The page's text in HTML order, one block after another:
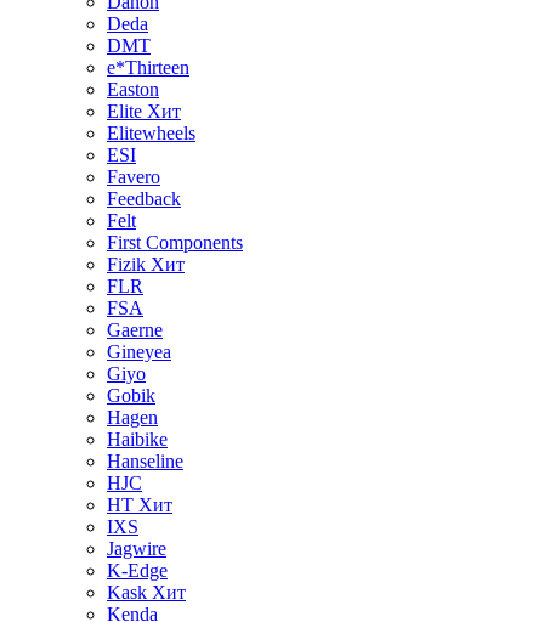
Deda
DMT
e*Thirteen
Easton
Elite Хит
Elitewheels
ESI
Favero
Feedback
Felt
First Components
Fizik Хит
FLR
FSA
Gaerne
Gineyea
Giyo
Gobik
Hagen
Haibike
Hanseline
HJC
HT Хит
IXS
Jagwire
K-Edge
Kask Хит
Kenda